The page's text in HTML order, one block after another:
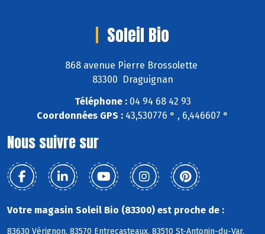
Soleil Bio
868 avenue Pierre Brossolette
83300 Draguignan
Téléphone :04 94 68 42 93
Coordonnées GPS : 43,530776 ° , 6,446607 °
Nous suivre sur
Votre magasin Soleil Bio (83300) est proche de :
83630 Vérignon, 83570 Entrecasteaux, 83510 St-Antonin-du-Var,